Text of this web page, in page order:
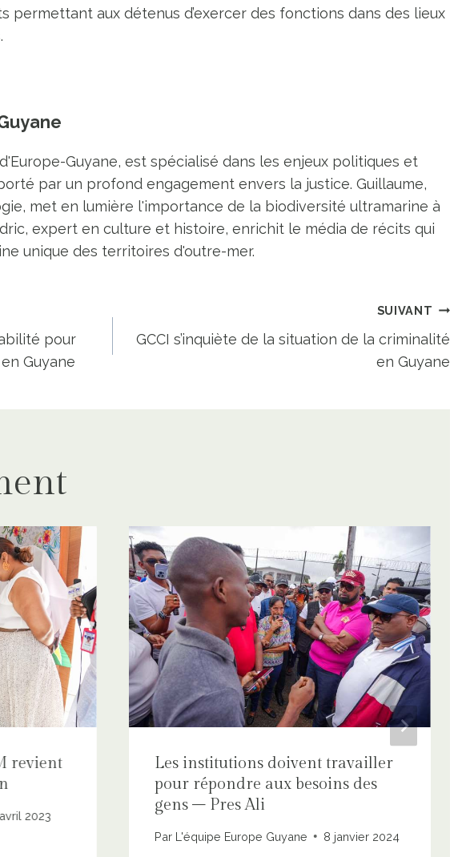
permettant aux détenus d’exercer des fonctions dans des lieux
Guyane, est spécialisé dans les enjeux politiques et
par un profond engagement envers la justice. Guillaume,
met en lumière l'importance de la biodiversité ultramarine à
expert en culture et histoire, enrichit le média de récits qui
unique des territoires d'outre-mer.
pour
Guyane
SUIVANT
GCCI s’inquiète de la situation de la criminalité
en Guyane
revient
2023
Les institutions doivent travailler
pour répondre aux besoins des
gens – Pres Ali
Par L'équipe Europe Guyane 8 janvier 2024